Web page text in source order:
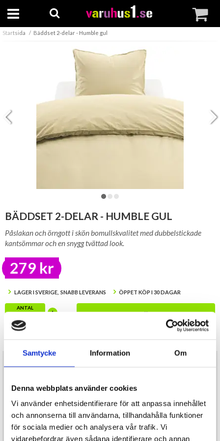
Samtycke Information Om
Denna webbplats använder cookies
Vi använder enhetsidentifierare för att anpassa innehållet
och annonserna till användarna, tillhandahålla funktioner
för sociala medier och analysera vår trafik. Vi
vidarebefordrar även sådana identifierare och annan
Startsida Bäddset 2-delar - Humble gul
BÄDDSET 2-DELAR - HUMBLE GUL
Påslakan och örngott i skön bomullskvalitet med dubbelstickade
kantsömmar och en snygg tvättad look.
279 kr
LAGER I SVERIGE, SNABB LEVERANS ÖPPET KÖP I 30 DAGAR
ANTAL
kantsömmar och en snygg tvättad look.
Konstruktion: 30x30/76x68, 144 TC. Garment dyed
Storlek: 1 st 150x210 cm. 1 st 50x60 cm
Egenskaper: Påslakan med hörnhål, örngott med kuvertöppning. 2-
nålssöm
Typ: Påslakan och örngott för enkelsäng